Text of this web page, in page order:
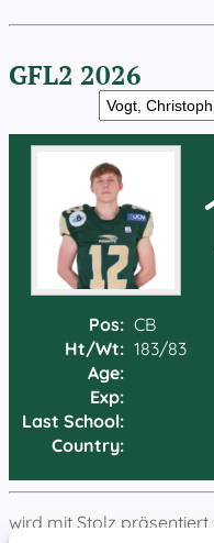
GFL2 2026
Pos: CB
Ht/Wt: 183/83
Age:
Exp:
Last School:
Country:
wird mit Stolz präsentiert